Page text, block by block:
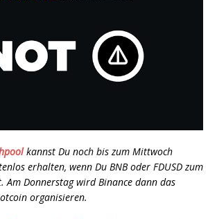
kannst Du noch bis zum Mittwoch
erhalten, wenn Du BNB oder FDUSD zum
Am Donnerstag wird Binance dann das
organisieren.